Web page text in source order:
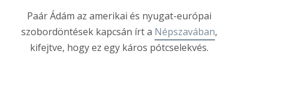
Paár Ádám az amerikai és nyugat-európai
szobordöntések kapcsán írt a Népszavában,
kifejtve, hogy ez egy káros pótcselekvés.